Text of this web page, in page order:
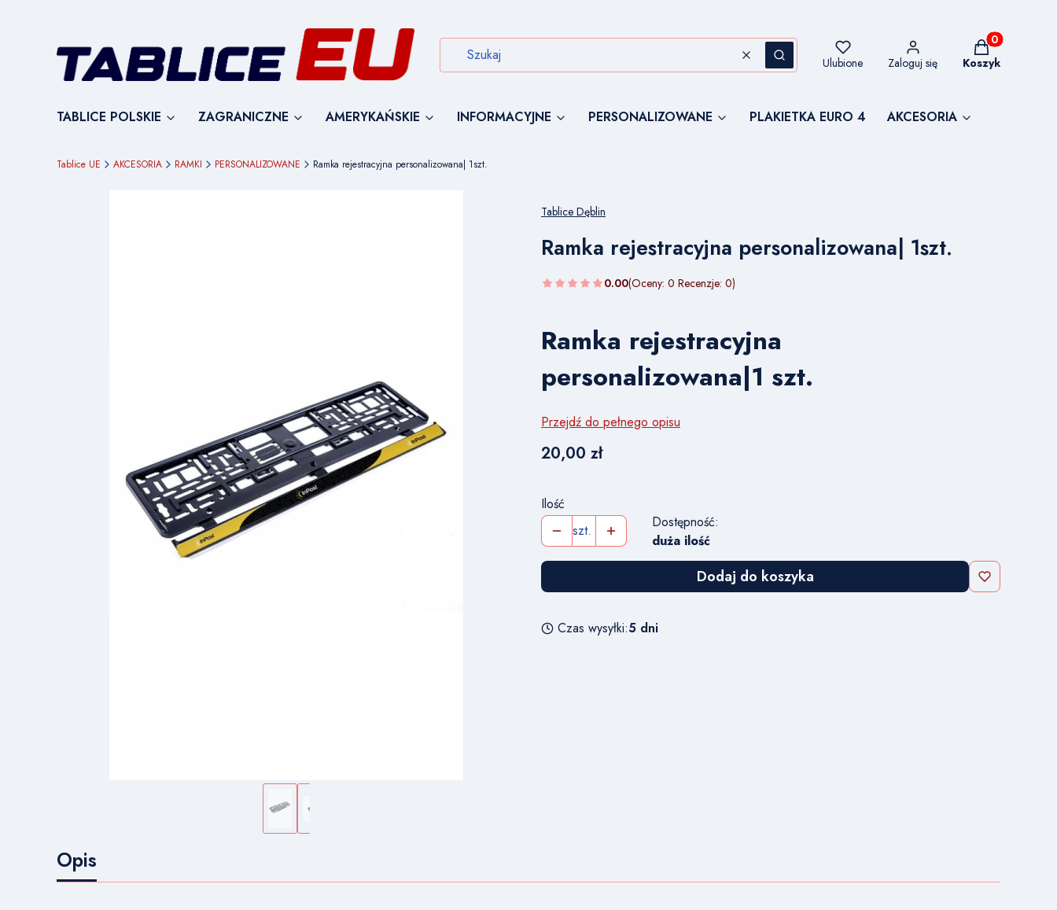
WyczyśćSzukaj Ulubione Zaloguj się
Produkty w
Koszyk
TABLICE POLSKIE ZAGRANICZNE AMERYKAŃSKIE INFORMACYJNE PERSONALIZOWANE PLAKIETKA EURO 4 AKCESORIA
Tablice UE AKCESORIA RAMKI PERSONALIZOWANE Ramka rejestracyjna personalizowana| 1szt.
Tablice Dęblin
Ramka rejestracyjna personalizowana| 1szt.
0.00(Oceny: 0 Recenzje: 0)
Ramka rejestracyjna
personalizowana|1 szt.
Przejdź do pełnego opisu
Cena
20,00 zł
Ilość
szt.
Dostępność:
duża ilość
Dodaj do koszyka
Czas wysyłki:5 dni
Opis